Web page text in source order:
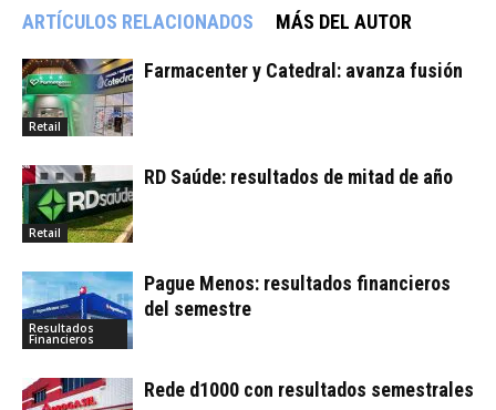
ARTÍCULOS RELACIONADOS MÁS DEL AUTOR
Retail
Farmacenter y Catedral: avanza fusión
Retail
RD Saúde: resultados de mitad de año
Resultados
Financieros
Pague Menos: resultados financieros
del semestre
Rede d1000 con resultados semestrales